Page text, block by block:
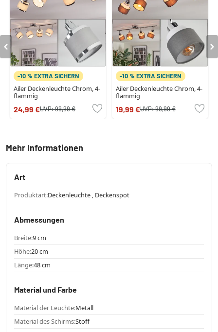
-10 % EXTRA SICHERN
Ailer Deckenleuchte Chrom, 4-
flammig
24,99 €UVP:99,99 €
-10 % EXTRA SICHERN
Ailer Deckenleuchte Chrom, 4-
flammig
19,99 €UVP:99,99 €
Mehr Informationen
Art
Produktart:Deckenleuchte , Deckenspot
Abmessungen
Breite:9 cm
Höhe:20 cm
Länge:48 cm
Material und Farbe
Material der Leuchte:Metall
Material des Schirms:Stoff